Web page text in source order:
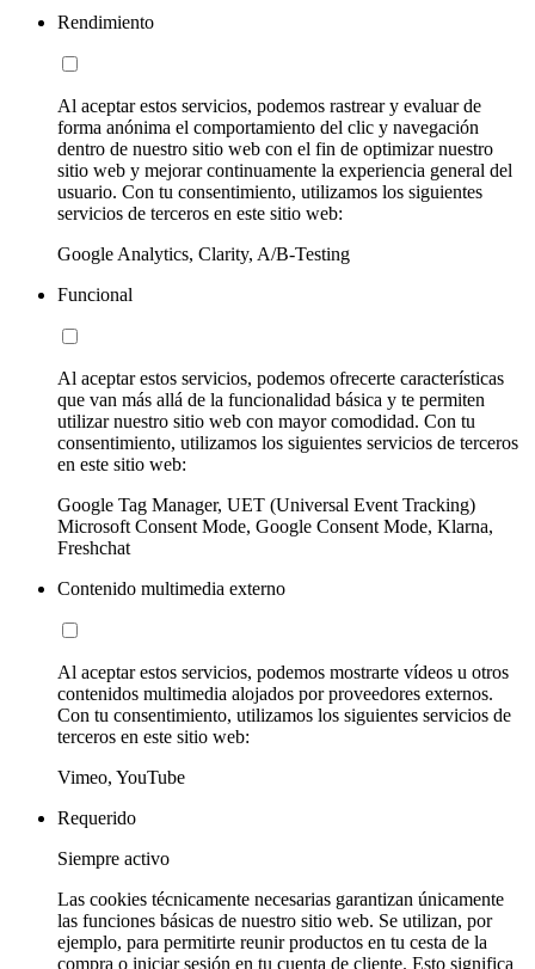
Rendimiento
Al aceptar estos servicios, podemos rastrear y evaluar de
forma anónima el comportamiento del clic y navegación
dentro de nuestro sitio web con el fin de optimizar nuestro
sitio web y mejorar continuamente la experiencia general del
usuario. Con tu consentimiento, utilizamos los siguientes
servicios de terceros en este sitio web:
Google Analytics, Clarity, A/B-Testing
Funcional
Al aceptar estos servicios, podemos ofrecerte características
que van más allá de la funcionalidad básica y te permiten
utilizar nuestro sitio web con mayor comodidad. Con tu
consentimiento, utilizamos los siguientes servicios de terceros
en este sitio web:
Google Tag Manager, UET (Universal Event Tracking)
Microsoft Consent Mode, Google Consent Mode, Klarna,
Freshchat
Contenido multimedia externo
Al aceptar estos servicios, podemos mostrarte vídeos u otros
contenidos multimedia alojados por proveedores externos.
Con tu consentimiento, utilizamos los siguientes servicios de
terceros en este sitio web:
Vimeo, YouTube
Requerido
Siempre activo
Las cookies técnicamente necesarias garantizan únicamente
las funciones básicas de nuestro sitio web. Se utilizan, por
ejemplo, para permitirte reunir productos en tu cesta de la
compra o iniciar sesión en tu cuenta de cliente. Esto significa